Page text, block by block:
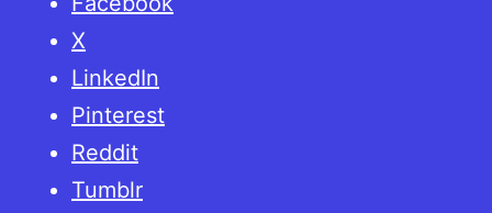
X
LinkedIn
Pinterest
Reddit
Tumblr